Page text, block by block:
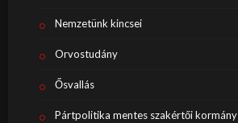
Nemzetünk kincsei
Orvostudány
Ősvallás
Pártpolitika mentes szakértői kormány